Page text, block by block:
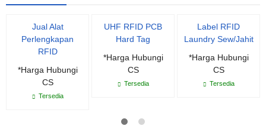
Jual Alat
Perlengkapan
RFID
*Harga Hubungi
CS
Tersedia
UHF RFID PCB
Hard Tag
*Harga Hubungi
CS
Tersedia
Label RFID
Laundry Sew/Jahit
*Harga Hubungi
CS
Tersedia